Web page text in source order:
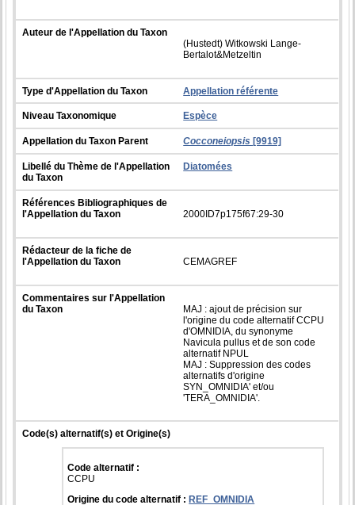
Auteur de l'Appellation du Taxon
(Hustedt) Witkowski Lange-
Bertalot&Metzeltin
Type d'Appellation du Taxon Appellation référente
Niveau Taxonomique Espèce
Appellation du Taxon Parent Cocconeiopsis[9919]
Libellé du Thème de l'Appellation
du Taxon
Diatomées
Références Bibliographiques de
l'Appellation du Taxon
2000ID7p175f67:29-30
Rédacteur de la fiche de
l'Appellation du Taxon
CEMAGREF
Commentaires sur l'Appellation
du Taxon
MAJ : ajout de précision sur
l'origine du code alternatif CCPU
d'OMNIDIA, du synonyme
Navicula pullus et de son code
alternatif NPUL
MAJ : Suppression des codes
alternatifs d'origine
SYN_OMNIDIA' et/ou
'TERA_OMNIDIA'.
Code(s) alternatif(s) et Origine(s)
Code alternatif :
CCPU
Origine du code alternatif :REF_OMNIDIA